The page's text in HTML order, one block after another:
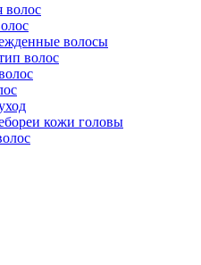
волос
волосы
волос
кожи головы